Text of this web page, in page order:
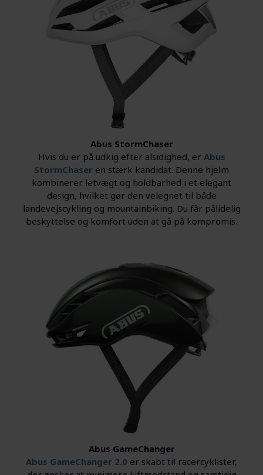
Abus StormChaser
Hvis du er på udkig efter alsidighed, er Abus
StormChaser en stærk kandidat. Denne hjelm
kombinerer letvægt og holdbarhed i et elegant
design, hvilket gør den velegnet til både
landevejscykling og mountainbiking. Du får pålidelig
beskyttelse og komfort uden at gå på kompromis.
Abus GameChanger
Abus GameChanger 2.0 er skabt til racercyklister,